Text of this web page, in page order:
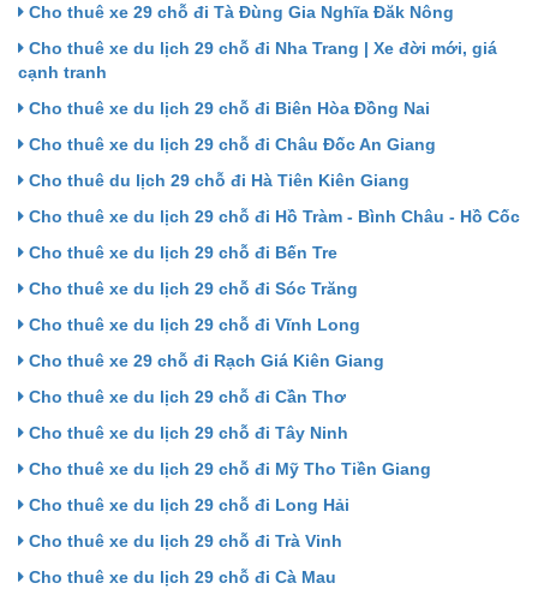
Cho thuê xe 29 chỗ đi Tà Đùng Gia Nghĩa Đăk Nông
Cho thuê xe du lịch 29 chỗ đi Nha Trang | Xe đời mới, giá
cạnh tranh
Cho thuê xe du lịch 29 chỗ đi Biên Hòa Đồng Nai
Cho thuê xe du lịch 29 chỗ đi Châu Đốc An Giang
Cho thuê du lịch 29 chỗ đi Hà Tiên Kiên Giang
Cho thuê xe du lịch 29 chỗ đi Hồ Tràm - Bình Châu - Hồ Cốc
Cho thuê xe du lịch 29 chỗ đi Bến Tre
Cho thuê xe du lịch 29 chỗ đi Sóc Trăng
Cho thuê xe du lịch 29 chỗ đi Vĩnh Long
Cho thuê xe 29 chỗ đi Rạch Giá Kiên Giang
Cho thuê xe du lịch 29 chỗ đi Cần Thơ
Cho thuê xe du lịch 29 chỗ đi Tây Ninh
Cho thuê xe du lịch 29 chỗ đi Mỹ Tho Tiền Giang
Cho thuê xe du lịch 29 chỗ đi Long Hải
Cho thuê xe du lịch 29 chỗ đi Trà Vinh
Cho thuê xe du lịch 29 chỗ đi Cà Mau